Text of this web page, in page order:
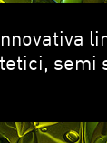
semi